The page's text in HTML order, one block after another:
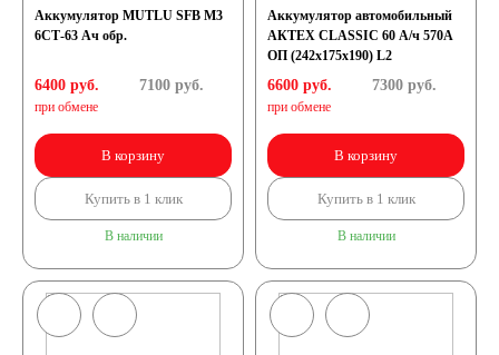
Аккумулятор MUTLU SFB M3
6СТ-63 Ач обр.
6400 руб.
при обмене
7100руб.
В корзину
Купить в 1 клик
В наличии
Аккумулятор автомобильный
АКТЕХ CLASSIC 60 А/ч 570А
ОП (242x175x190) L2
6600 руб.
при обмене
7300руб.
В корзину
Купить в 1 клик
В наличии